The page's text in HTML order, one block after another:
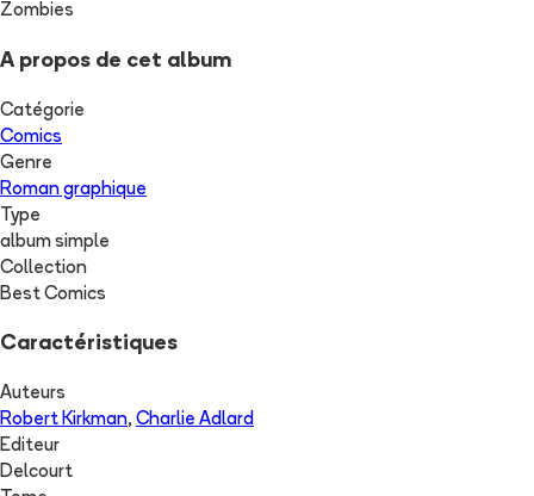
Zombies
A propos de cet album
Catégorie
Comics
Genre
Roman graphique
Type
album simple
Collection
Best Comics
Caractéristiques
Auteurs
Robert Kirkman, Charlie Adlard
Editeur
Delcourt